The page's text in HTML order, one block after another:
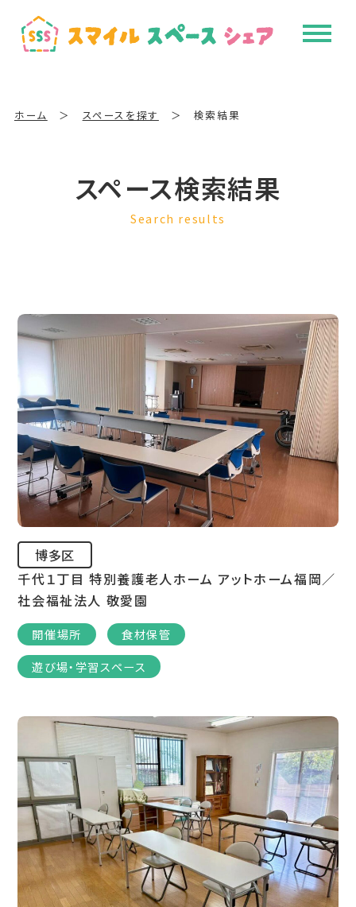
ホーム ＞ スペースを探す ＞ 検索結果
スペース検索結果
Search results
博多区
千代１丁目 特別養護老人ホーム アットホーム福岡／
社会福祉法人 敬愛園
開催場所
食材保管
遊び場・学習スペース